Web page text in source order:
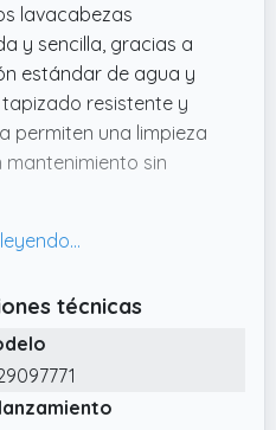
lavacabezas
y sencilla, gracias a
estándar de agua y
resistente y
permiten una limpieza
sin
en materiales
confort
lavado, sean cortas
se adapta a
del cliente como del
técnicas